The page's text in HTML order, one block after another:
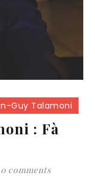
Guy Talamoni
: Fà
0 comments